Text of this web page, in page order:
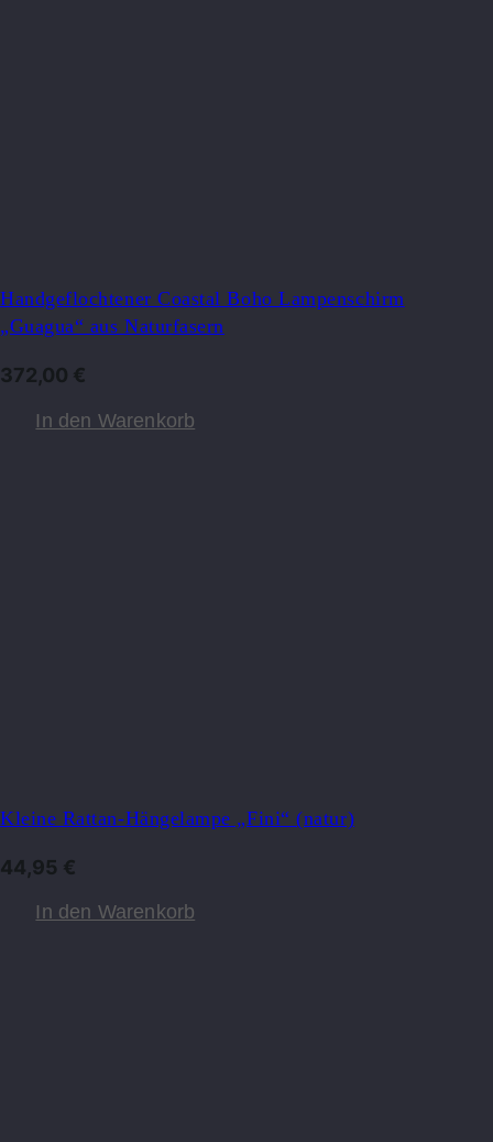
Handgeflochtener Coastal Boho Lampenschirm
„Guagua“ aus Naturfasern
372,00 €
In den Warenkorb
Kleine Rattan-Hängelampe „Fini“ (natur)
44,95 €
In den Warenkorb